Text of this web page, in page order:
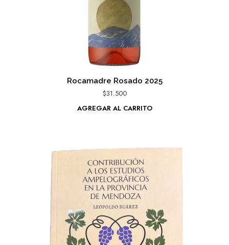
Rocamadre Rosado 2025
$31.500
AGREGAR AL CARRITO